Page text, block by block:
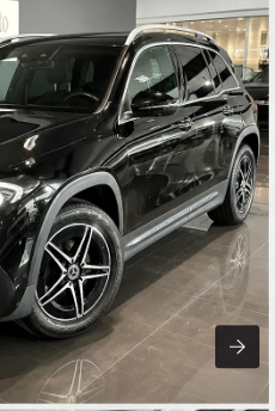
7%
15%
3 448kr/mån
bilens pris, vald kontantinsats,